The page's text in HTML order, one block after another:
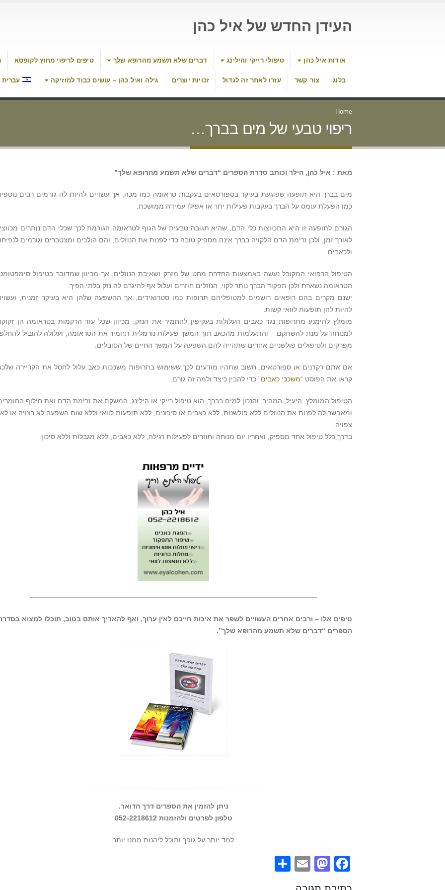
העידן החדש של איל כהן
אודות איל כהן טיפולי רייקי והילינג דברים שלא תשמע מהרופא שלך טיפים לריפוי מחוץ לקופסא
בלוג צור קשר עזרו לאתר זה לגדול זכויות יוצרים גילה ואיל כהן – עושים כבוד למוזיקה עברית
Home ריפוי טבעי של מים בברך…
ריפוי טבעי של מים בברך…
מאת : איל כהן, הילר וכותב סדרת הספרים “דברים שלא תשמע מהרופא שלך”
מים בברך היא תופעה שפוגעת בעיקר בספורטאים בעקבות טראומה כמו מכה, אך עשויים להיות לה גורמים רבים
כמו הפעלת עומס על הברך בעקבות פעילות יתר או אפילו עמידה ממושכת.
הגורם לתופעה זו היא התכווצות כלי הדם, שהיא תגובה טבעית של הגוף לטראומה הגורמת לכך שכלי הדם נותרים
לאורך זמן, ולכן זרימת הדם הלקויה בברך אינה מספיק טובה כדי לפנות את הנוזלים, והם הולכים ומצטברים וגורמים
ולכאבים.
הטיפול הרפואי המקובל נעשה באמצעות החדרת מחט של מזרק ושאיבת הנוזלים, אך מכיוון שמדובר בטיפול
הטראומה נשארת ולכן תפקוד הברך נותר לקוי, הנוזלים חוזרים ועלול אף להיגרם לה נזק בלתי הפיך.
ישנם מקרים בהם רופאים רושמים למטופליהם תרופות כמו סטרואידים, אך ההשפעה שלהן היא בעיקר זמנית,
להיות להן תופעות לוואי קשות.
מומלץ להימנע מתרופות נגד כאבים העלולות בעקיפין להחמיר את הנזק, מכיוון שכל עוד הרקמות בטראומה הן
למנוחה על מנת להשתקם – והתעלמות מהכאב תוך המשך פעילות נורמלית תחמיר את הטראומה, ועלולה להוביל
מפרקים ולטיפולים פולשניים אחרים שתהייה להם השפעה על המשך החיים של הסובלים.
אם אתם רקדנים או ספורטאים, חשוב שתהיו מודעים לכך ששימוש בתרופות משככות כאב עלול לחסל את הקריירה
קראו את הפוסט “משככי כאבים” כדי להבין כיצד ולמה זה גורם.
הטיפול המומלץ, היעיל, המהיר, והנכון למים בברך, הוא טיפול רייקי או הילינג, המשקם את זרימת הדם ואת חילוף
ומאפשר לה לפנות את הנוזלים ללא פולשנות, ללא כאבים או סיכונים, ללא תופעות לוואי וללא שום השפעה לא רצויה או לא
צפויה.
בדרך כלל טיפול אחד מספיק, ואחריו יום מנוחה וחוזרים לפעילות רגילה, ללא כאבים, ללא מגבלות וללא סיכון.
—————————————————————————————————————————-
טיפים אלו – ורבים אחרים העשויים לשפר את איכות חייכם לאין ערוך, ואף להאריך אותם בטוב, תוכלו למצוא
הספרים “דברים שלא תשמע מהרופא שלך”.
ניתן להזמין את הספרים דרך הדואר.
טלפוןלפרטים ולהזמנות 052-2218612
למד יותר על גופך ותוכל ליהנות ממנו יותר
Facebook
Mastodon
Email